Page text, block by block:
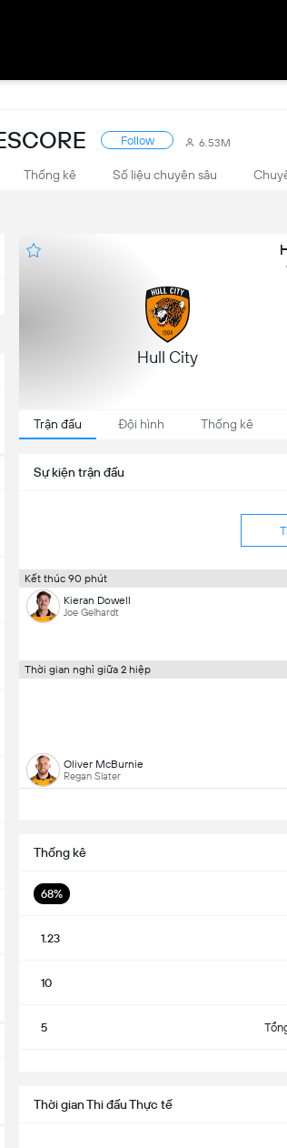
Follow 6.53M
Thống kê Số liệu chuyên sâu
Hull City
Trận đấu Đội hình Thống kê
Sự kiện trận đấu
Kết thúc 90 phút
Kieran Dowell
Joe Gelhardt
Thời gian nghỉ giữa 2 hiệp
Oliver McBurnie
Regan Slater
Thống kê
68%
1.23
10
5
Thời gian Thi đấu Thực tế